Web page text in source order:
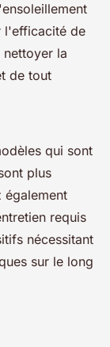
l'efficacité de
la
de tout
qui sont
plus
également
requis
nécessitant
sur le long